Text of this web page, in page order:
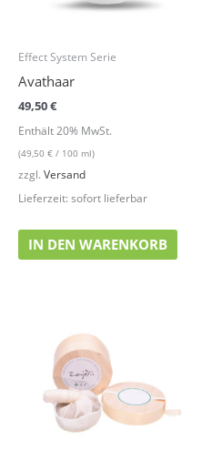
Effect System Serie
Avathaar
49,50€
Enthält 20% MwSt.
(49,50 € / 100 ml)
zzgl. Versand
Lieferzeit: sofort lieferbar
IN DEN WARENKORB